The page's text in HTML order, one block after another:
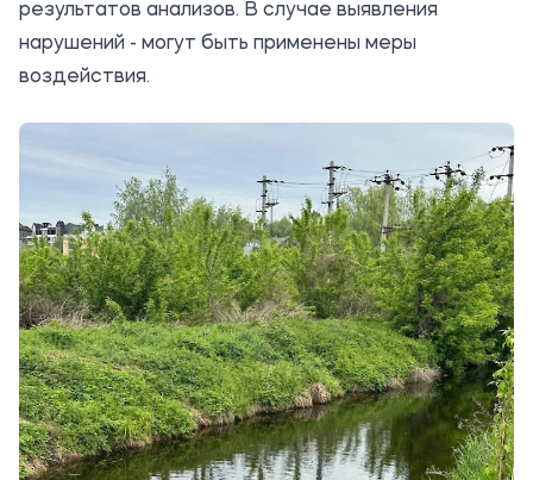
результатов анализов. В случае выявления
нарушений - могут быть применены меры
воздействия.